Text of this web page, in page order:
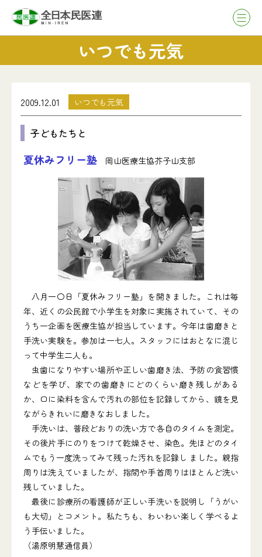
いつでも元気
2009.12.01 いつでも元気
子どもたちと
夏休みフリー塾 岡山医療生協芥子山支部
八月一〇日「夏休みフリー塾」を開きました。これは毎
年、近くの公民館で小学生を対象に実施されていて、その
うち一企画を医療生協が担当しています。今年は歯磨きと
手洗い実験を。参加は一七人。スタッフにはおとなに混じ
って中学生二人も。
虫歯になりやすい場所や正しい歯磨き法、予防の食習慣
などを学び、家での歯磨きにどのくらい磨き残しがある
か、口に染料を含んで汚れの部位を記録してから、鏡を見
ながらきれいに磨きなおしました。
手洗いは、普段どおりの洗い方で各自のタイムを測定。
その後片手にのりをつけて乾燥させ、染色。先ほどのタイ
ムでもう一度洗ってみて残った汚れを記録し ました。親指
周りは洗えていましたが、指間や手首周りはほとんど洗い
残していました。
最後に診療所の看護師が正しい手洗いを説明し「うがい
も大切」とコメント。私たちも、わいわい楽しく学べるよ
う手伝いました。
（湯原明慧通信員）